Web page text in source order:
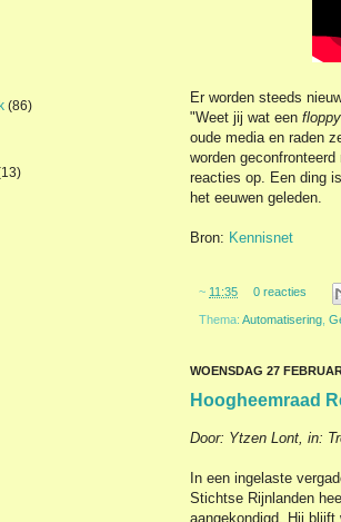
Er worden steeds
"Weet jij wat een
oude media en raden
worden
reacties op. Een ding
het eeuwen geleden.
Bron: Kennisnet
~ 11:35 0 reacties
Thema: Automatisering
WOENSDAG 27
Hoogheemraad
Door: Ytzen Lont, in:
In een ingelaste
Stichtse Rijnlanden
aangekondigd. Hij blijft
(86)